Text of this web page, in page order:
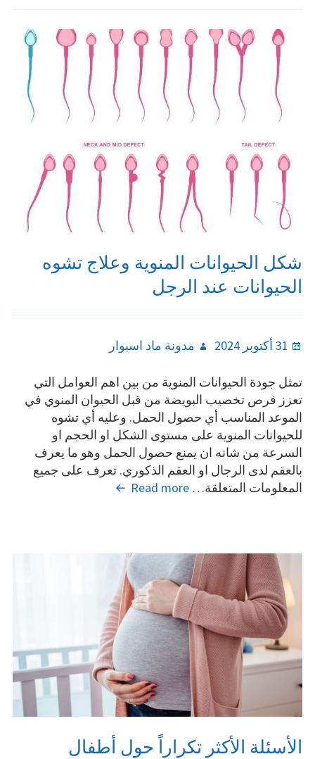
شكل الحيوانات المنوية وعلاج تشوه
الحيوانات عند الرجل
Posted
31 أكتوبر 2024 Author
مدونة ماد اسبوار
تمثل جودة الحيوانات المنوية من بين اهم العوامل التي
تعزز فرص تخصيب البويضة من قبل الحيوان المنوي في
الموعد المناسب أي حصول الحمل. وعليه أي تشوه
للحيوانات المنوية على مستوى الشكل او الحجم او
السرعة من شانه ان يمنع حصول الحمل وهو ما يعرف
بالعقم لدى الرجال او العقم الذكوري. تعرف على جميع
المعلومات المتعلقة… Read more شكل
تشوه
الحيوانات
عند
الرجل
الأسئلة الأكثر تكراراً حول أطفال